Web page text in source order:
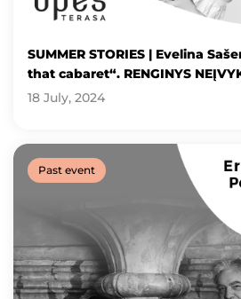
SUMMER STORIES | Evelina
that cabaret“. RENGINYS
18 July, 2024
Past event